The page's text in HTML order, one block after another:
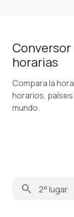
horarias
Compara la
horarios,
mundo.
search